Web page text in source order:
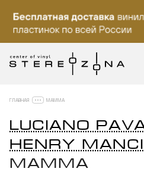
ГЛАВНАЯ MAMMA
LUCIANO
HENRY
MAMMA